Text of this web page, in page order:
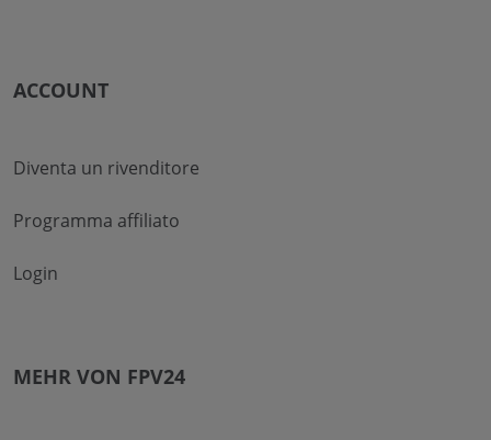
ACCOUNT
Diventa un rivenditore
Programma affiliato
Login
MEHR VON FPV24